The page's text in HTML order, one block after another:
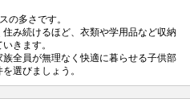
の多さです。
住み続けるほど、衣類や学用品など収納
きます。
全員が無理なく快適に暮らせる子供部
選びましょう。